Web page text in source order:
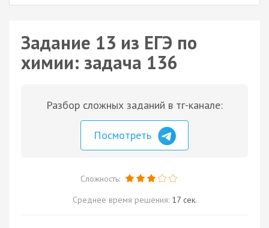
Задание 13 из ЕГЭ по
химии: задача 136
Разбор сложных заданий в тг-канале:
Посмотреть
Сложность:
Среднее время решения: 17 сек.